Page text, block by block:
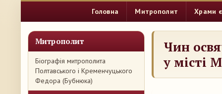
Головна Митрополит Храми
Митрополит
Біографія митрополита
Полтавського і Кременчуцького
Федора (Бубнюка)
Чин
у місті